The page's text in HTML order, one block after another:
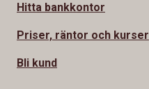
Hitta bankkontor
Priser, räntor och kurser
Bli kund